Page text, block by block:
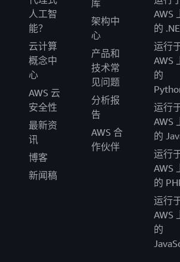
人工智
能？
云计算
概念中
心
AWS 云
安全性
最新资
讯
博客
新闻稿
库
架构中
心
产品和
技术常
见问题
分析报
告
AWS 合
作伙伴
AWS
的
运行
AWS
的
运行
AWS
的
运行
AWS
的
运行
AWS
的